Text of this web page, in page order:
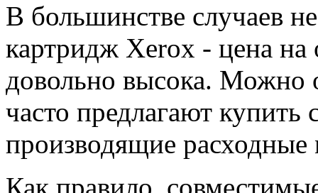
В большинстве случаев
картридж Xerox - цена
довольно высока. Можно
часто предлагают
производящие